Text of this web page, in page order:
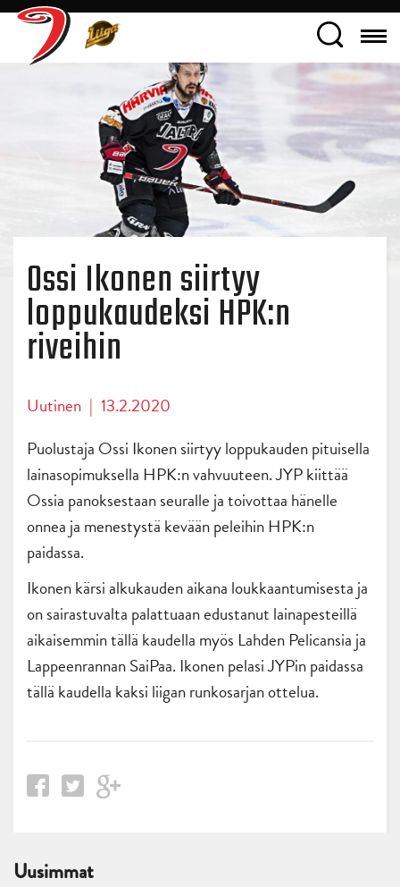
Ossi Ikonen siirtyy
loppukaudeksi HPK:n
riveihin
Uutinen | 13.2.2020
Puolustaja Ossi Ikonen siirtyy loppukauden pituisella
lainasopimuksella HPK:n vahvuuteen. JYP kiittää
Ossia panoksestaan seuralle ja toivottaa hänelle
onnea ja menestystä kevään peleihin HPK:n
paidassa.
Ikonen kärsi alkukauden aikana loukkaantumisesta ja
on sairastuvalta palattuaan edustanut lainapesteillä
aikaisemmin tällä kaudella myös Lahden Pelicansia ja
Lappeenrannan SaiPaa. Ikonen pelasi JYPin paidassa
tällä kaudella kaksi liigan runkosarjan ottelua.
Uusimmat